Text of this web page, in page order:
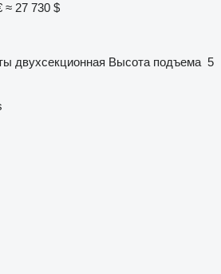
≈ 27 730 $
двухсекционная Высота подъема 5